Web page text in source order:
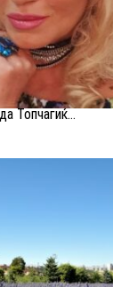
Топчагиќ...